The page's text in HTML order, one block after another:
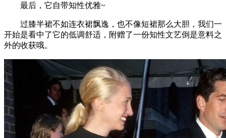
最后，它自带知性优雅~
过膝半裙不如连衣裙飘逸，也不像短裙那么大胆，我们一
开始是看中了它的低调舒适，附赠了一份知性文艺倒是意料之
外的收获哦。